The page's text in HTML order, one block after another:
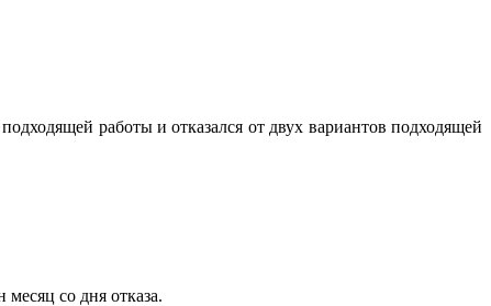
работы и отказался от двух вариантов подходящей
со дня отказа.